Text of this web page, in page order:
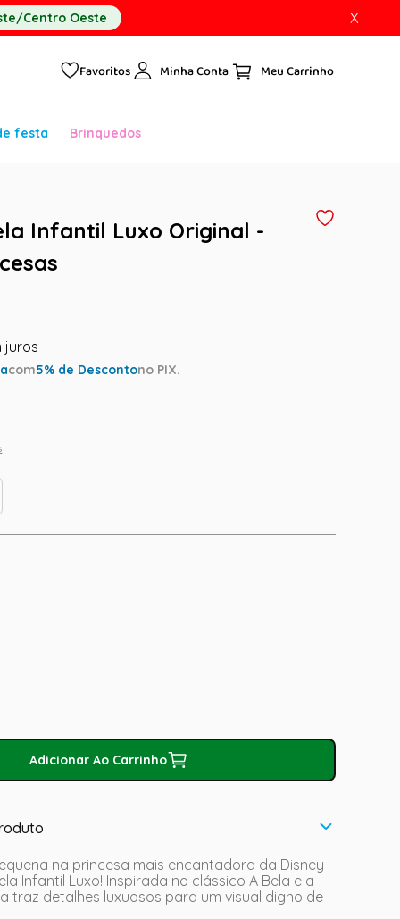
Centro Oeste X
Favoritos Minha Conta
festa Brinquedos
Infantil Luxo Original -
com5% de Descontono PIX.
Adicionar Ao Carrinho
na princesa mais encantadora da Disney
Infantil Luxo! Inspirada no clássico A Bela e a
traz detalhes luxuosos para um visual digno de